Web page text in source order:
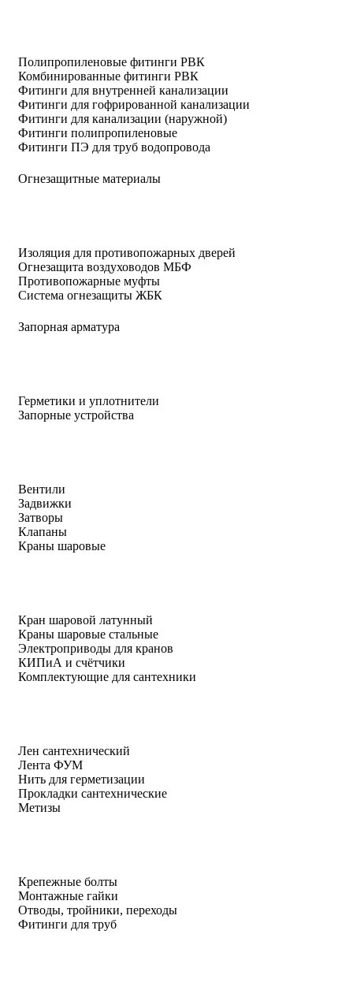
Полипропиленовые фитинги РВК
Комбинированные фитинги РВК
Фитинги для внутренней канализации
Фитинги для гофрированной канализации
Фитинги для канализации (наружной)
Фитинги полипропиленовые
Фитинги ПЭ для труб водопровода
Огнезащитные материалы
Изоляция для противопожарных дверей
Огнезащита воздуховодов МБФ
Противопожарные муфты
Система огнезащиты ЖБК
Запорная арматура
Герметики и уплотнители
Запорные устройства
Вентили
Задвижки
Затворы
Клапаны
Краны шаровые
Кран шаровой латунный
Краны шаровые стальные
Электроприводы для кранов
КИПиА и счётчики
Комплектующие для сантехники
Лен сантехнический
Лента ФУМ
Нить для герметизации
Прокладки сантехнические
Метизы
Крепежные болты
Монтажные гайки
Отводы, тройники, переходы
Фитинги для труб